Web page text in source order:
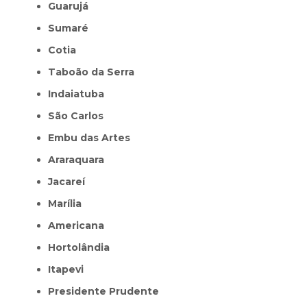
Guarujá
Sumaré
Cotia
Taboão da Serra
Indaiatuba
São Carlos
Embu das Artes
Araraquara
Jacareí
Marília
Americana
Hortolândia
Itapevi
Presidente Prudente